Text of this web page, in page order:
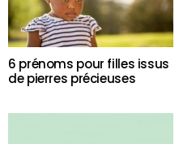
6 prénoms pour filles issus
de pierres précieuses